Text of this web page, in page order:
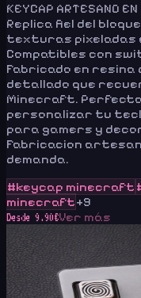
KEYCAP ARTESANO
Replica fiel del
texturas pixeladas
Compatibles con
Fabricado en resina
detallado que
Minecraft.
personalizar tu
para gamers y
Fabricacion
demanda.
#keycap minecraft
minecraft+9
Desde 9.90€Ver más